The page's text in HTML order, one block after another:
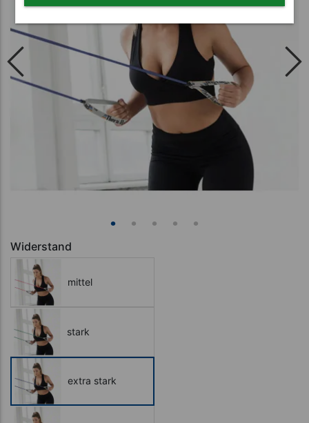
Widerstand
mittel
stark
extra stark